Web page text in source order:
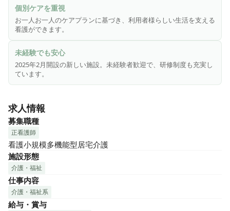
をサポートします。
お客様の健康管理や、日常行われる医療処置等を行います。
また、お客様が持参された薬の管理も行います。
2025年2月開設
個別ケアを重視
お一人お一人のケアプランに基づき、利用者様らしい生活を支える
看護ができます。
未経験でも安心
2025年2月開設の新しい施設。未経験者歓迎で、研修制度も充実し
ています。
求人情報
募集職種
正看護師
看護小規模多機能型居宅介護
施設形態
介護・福祉
仕事内容
介護・福祉系
給与・賞与